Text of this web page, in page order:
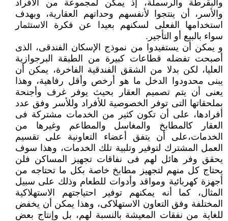
والبقرطة والرسملة، إذ يمكن لمجموعة من الأفراد
والأسر، أن ينتجوا لأنفسهم وحداتهم العقارية، وبهدف
استخدامها الفعلى لسكنهم بعيدا عن فكرة الاستثمار
سواء بالبيع أو التأجير.
و يمكن أن يستفيدوا من نموذج الإسكان الفندقى، الذى
أصبحت تفضله قطاعات كبيرة من الطبقة البرجوازية
العليا، لكن بدلا من الشقق الفندقية الفاخرة، يمكن أن
يبنى محدودوا الدخل ما هو أرخص وأقل رفاهية، وهذا
يعنى أن يتم تصميم العقار بحيث يوفر غرف وأجنحة
بملحقاتها التى توفر الخصوصية للأفراد وللأسر وفق عدد
أفرادها، على أن تكون كثير من الخدمات مشتركة فى
العقار كالمطابخ والمغاسل والمطاعم وغيرها من
الخدمات،على أن يتفق أعضاء التعاونية على تقسيم
العمل المشترك لتوفير وتلبية تلك الخدمات، وهذا سوف
يحقق وفر هائل لهم فى نفاقات تجهيز المساكن فلن
يحتاج كل منهم لتجهيز مطابخ خاصة بكل ما تحتاجه من
أجهزة كهربائية ومواقد وأدوات للطعام وذلك على سبيل
المثال، كما أنه يمكنهم توفير احتياجتهم الاستهلاكية
المختلفة وفق التعاون الاستهلاكى، وهذا يمكن أن يخفض
للغاية من نفقات المعيشة بالنسبة لهم، بل وإنتاج بعض